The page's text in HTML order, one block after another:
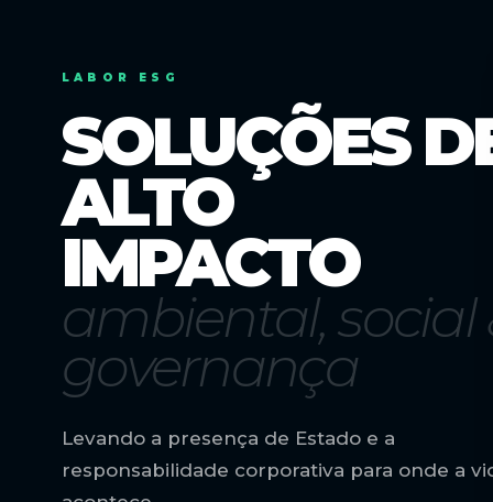
LABOR ESG
SOLUÇÕES
ALTO
IMPACTO
ambiental, social
governança
Levando a presença de Estado e a
responsabilidade corporativa para onde a